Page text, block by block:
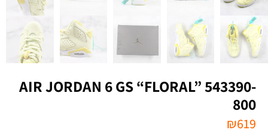
AIR JORDAN 6 GS “FLORAL” 543390-
800
₪619